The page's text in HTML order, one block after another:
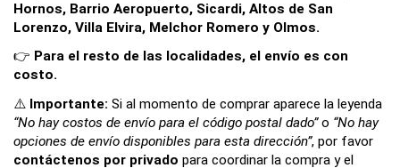
Hornos, Barrio Aeropuerto, Sicardi, Altos de San
Lorenzo, Villa Elvira, Melchor Romero y Olmos.
👉 Para el resto de las localidades, el envío es con
costo.
⚠️ Importante:
“No hay costos de envío para el código postal dado” o “No hay
opciones de envío disponibles para esta dirección”
contáctenos por privado para coordinar la compra y el